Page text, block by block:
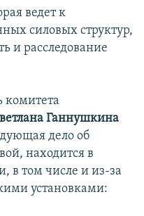
ведет к
силовых структур,
и расследование
комитета
Ганнушкина
дело об
находится в
в том числе и из-за
установками: